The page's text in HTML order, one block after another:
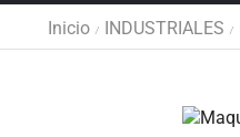
Inicio / INDUSTRIALES /